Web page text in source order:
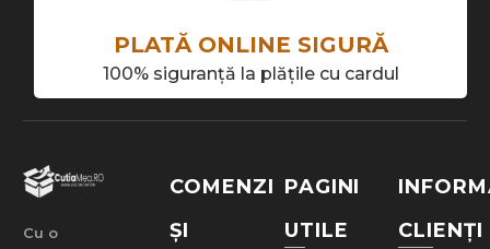
PLATĂ ONLINE SIGURĂ
100% siguranță la plățile cu cardul
Cu o
COMENZI
ȘI
PAGINI
UTILE
CLIENȚI